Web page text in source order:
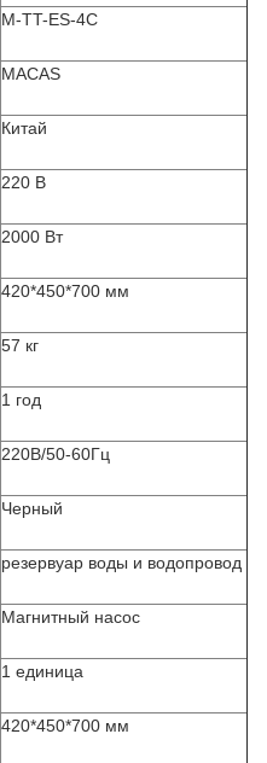
M-TT-ES-4C
MACAS
Китай
220 В
2000 Вт
420*450*700 мм
57 кг
1 год
220В/50-60Гц
Черный
резервуар воды и водопровод
Магнитный насос
1 единица
420*450*700 мм